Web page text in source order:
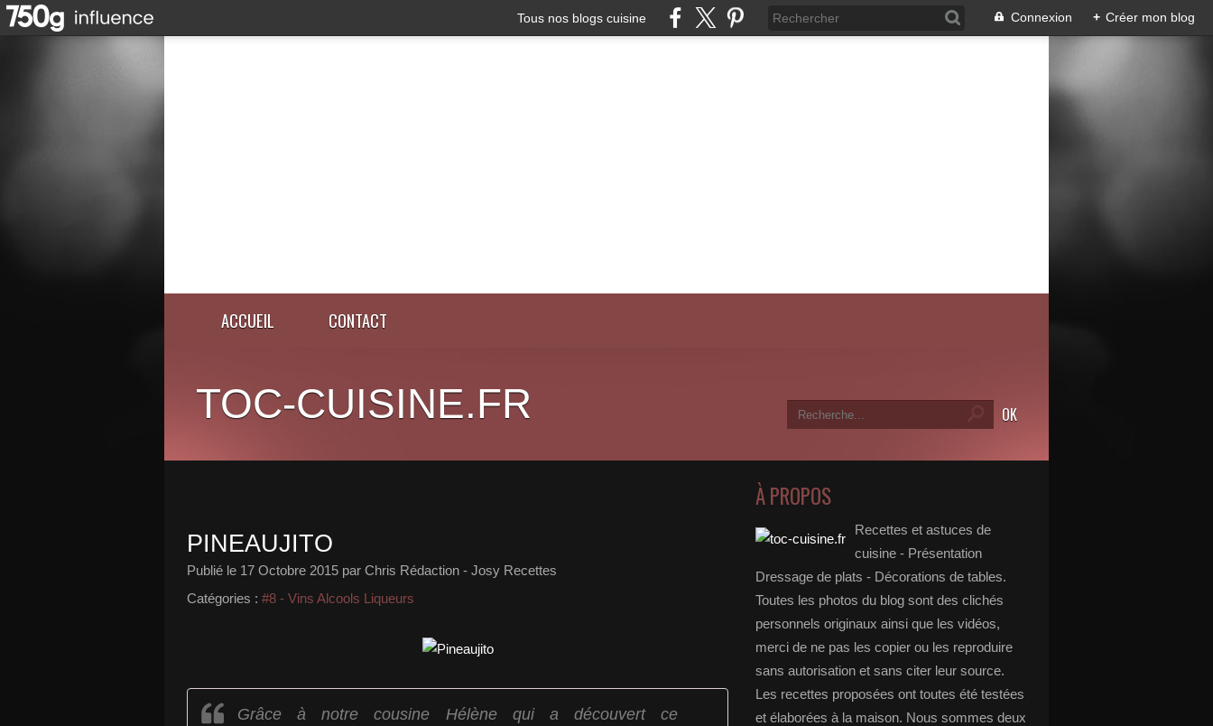
Tous nos blogs cuisine Connexion + Créer mon blog
ACCUEIL CONTACT
TOC-CUISINE.FR
PINEAUJITO
Publié le 17 Octobre 2015 par Chris Rédaction - Josy Recettes
Catégories : #8 - Vins Alcools Liqueurs
Grâce à notre cousine Hélène qui a découvert ce
À PROPOS
Recettes et astuces de
cuisine - Présentation
Dressage de plats - Décorations de tables.
Toutes les photos du blog sont des clichés
personnels originaux ainsi que les vidéos,
merci de ne pas les copier ou les reproduire
sans autorisation et sans citer leur source.
Les recettes proposées ont toutes été testées
et élaborées à la maison. Nous sommes deux